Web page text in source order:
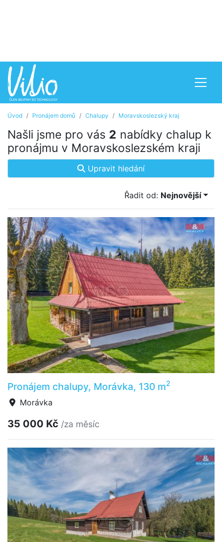
Úvod Pronájem domů Chalupy Moravskoslezský kraj
Našli jsme pro vás 2 nabídky chalup k
pronájmu v Moravskoslezském kraji
Upravit hledání
Řadit od: Nejnovější
Pronájem chalupy, Morávka, 130 m2
Morávka
35 000 Kč /za měsíc